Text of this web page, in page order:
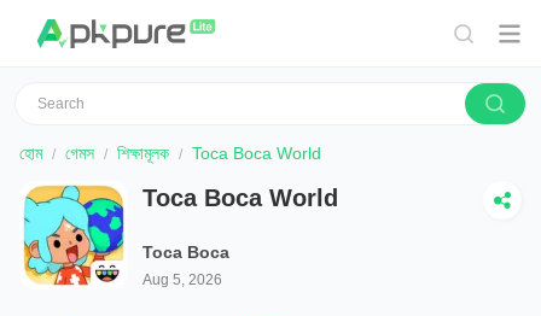
হোম গেমস শিক্ষামূলক Toca Boca World
Toca Boca World
Toca Boca
Aug 5, 2026